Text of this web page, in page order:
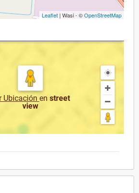
Leaflet | Wasi - ©OpenStreetMap
Ubicación en street
view